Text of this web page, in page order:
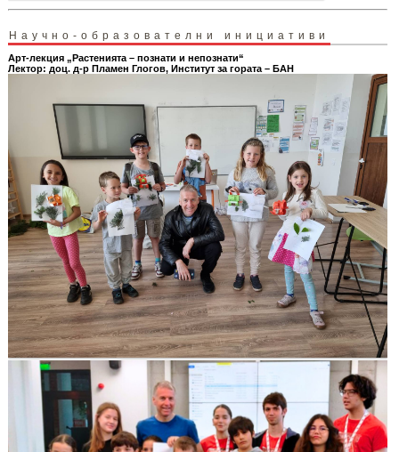
Научно-образователни инициативи
Арт-лекция „Растенията – познати и непознати“
Лектор: доц. д-р Пламен Глогов, Институт за гората – БАН